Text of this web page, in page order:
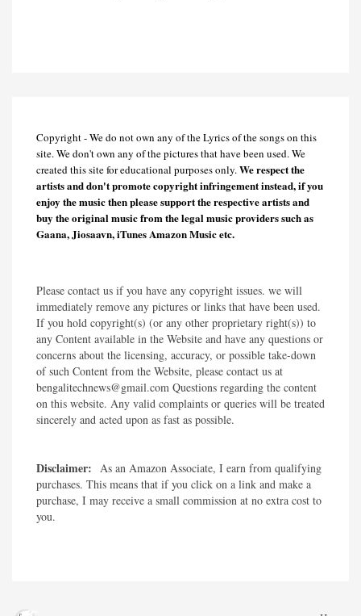
Copyright - We do not own any of the Lyrics of the songs on this
site. We don't own any of the pictures that have been used. We
created this site for educational purposes only.We respect the
artists and don't promote copyright infringement instead, if you
enjoy the music then please support the respective artists and
buy the original music from the legal music providers such as
Gaana, Jiosaavn, iTunes Amazon Music etc.
Please contact us if you have any copyright issues. we will
immediately remove any pictures or links that have been used.
If you hold copyright(s) (or any other proprietary right(s)) to
any Content available in the Website and have any questions or
concerns about the licensing, accuracy, or possible take-down
of such Content from the Website, please contact us at
bengalitechnews@gmail.com Questions regarding the content
on this website. Any valid complaints or queries will be treated
sincerely and acted upon as fast as possible.​
Disclaimer: As an Amazon Associate, I earn from qualifying
purchases. This means that if you click on a link and make a
purchase, I may receive a small commission at no extra cost to
you.